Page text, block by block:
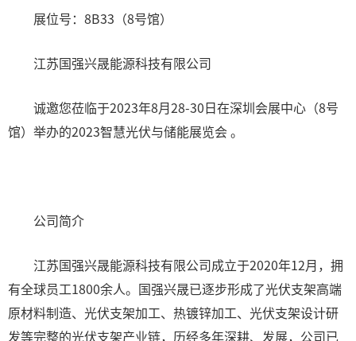
展位号：8B33（8号馆）
江苏国强兴晟能源科技有限公司
诚邀您莅临于2023年8月28-30日在深圳会展中心（8号
馆）举办的2023智慧光伏与储能展览会 。
公司简介
江苏国强兴晟能源科技有限公司成立于2020年12月，拥
有全球员工1800余人。国强兴晟已逐步形成了光伏支架高端
原材料制造、光伏支架加工、热镀锌加工、光伏支架设计研
发等完整的光伏支架产业链，历经多年深耕、发展，公司已